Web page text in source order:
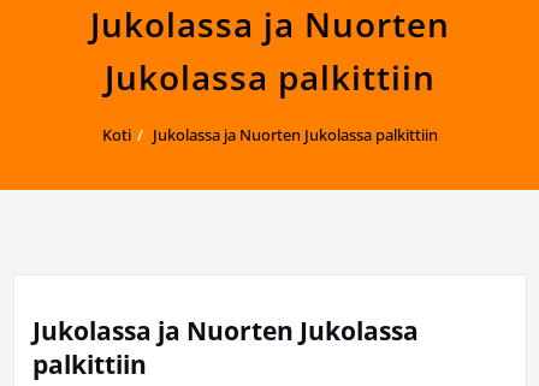
Jukolassa ja Nuorten
Jukolassa palkittiin
Koti Jukolassa ja Nuorten Jukolassa palkittiin
Jukolassa ja Nuorten Jukolassa
palkittiin